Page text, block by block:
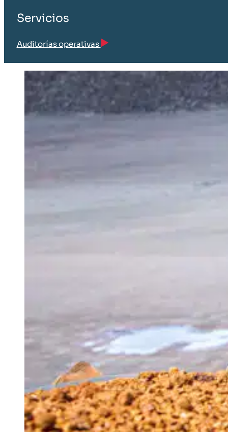
Servicios
Auditorías operativas